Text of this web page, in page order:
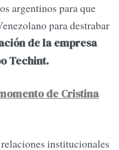
argentinos para que
para destrabar
de la empresa
Techint.
de Cristina
institucionales